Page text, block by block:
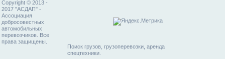
Copyright © 2013 -
2017 "АСДАП" -
Ассоциация
добросовестных
автомобильных
перевозчиков. Все
права защищены.
Поиск грузов, грузоперевозки, аренда
спецтехники.